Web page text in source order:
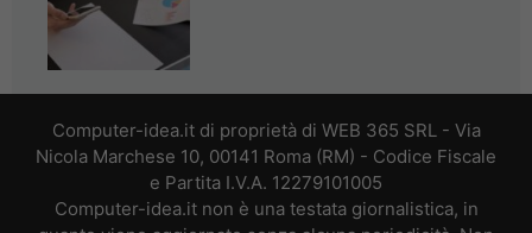
Computer-idea.it di proprietà di WEB 365 SRL - Via
Nicola Marchese 10, 00141 Roma (RM) - Codice Fiscale
e Partita I.V.A. 12279101005
Computer-idea.it non è una testata giornalistica, in